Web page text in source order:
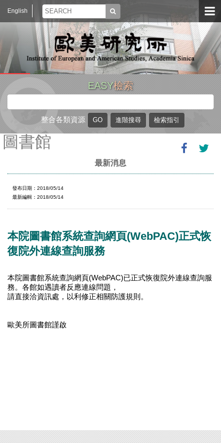
English
EASY檢索
整合各類資源
圖書館
最新消息
發布日期：2018/05/14
最新編輯：2018/05/14
本院圖書館系統查詢網頁(WebPAC)正式恢
復院外連線查詢服務
本院圖書館系統查詢網頁(WebPAC)已正式恢復院外連線查詢服
務。各館如遇讀者反應連線問題，
請直接洽資訊處，以利修正相關防護規則。
歐美所圖書館謹啟